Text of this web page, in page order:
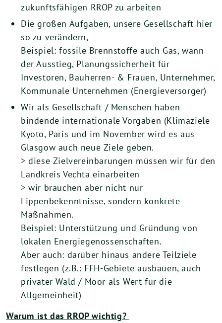
zukunftsfähigen RROP zu arbeiten
Die großen Aufgaben, unsere Gesellschaft hier
so zu verändern,
Beispiel: fossile Brennstoffe auch Gas, wann
der Ausstieg, Planungssicherheit für
Investoren, Bauherren- & Frauen, Unternehmer,
Kommunale Unternehmen (Energieversorger)
Wir als Gesellschaft / Menschen haben
bindende internationale Vorgaben (Klimaziele
Kyoto, Paris und im November wird es aus
Glasgow auch neue Ziele geben.
> diese Zielvereinbarungen müssen wir für den
Landkreis Vechta einarbeiten
> wir brauchen aber nicht nur
Lippenbekenntnisse, sondern konkrete
Maßnahmen.
Beispiel: Unterstützung und Gründung von
lokalen Energiegenossenschaften.
Aber auch: darüber hinaus andere Teilziele
festlegen (z.B.: FFH-Gebiete ausbauen, auch
privater Wald / Moor als Wert für die
Allgemeinheit)
Warum ist das RROP wichtig?